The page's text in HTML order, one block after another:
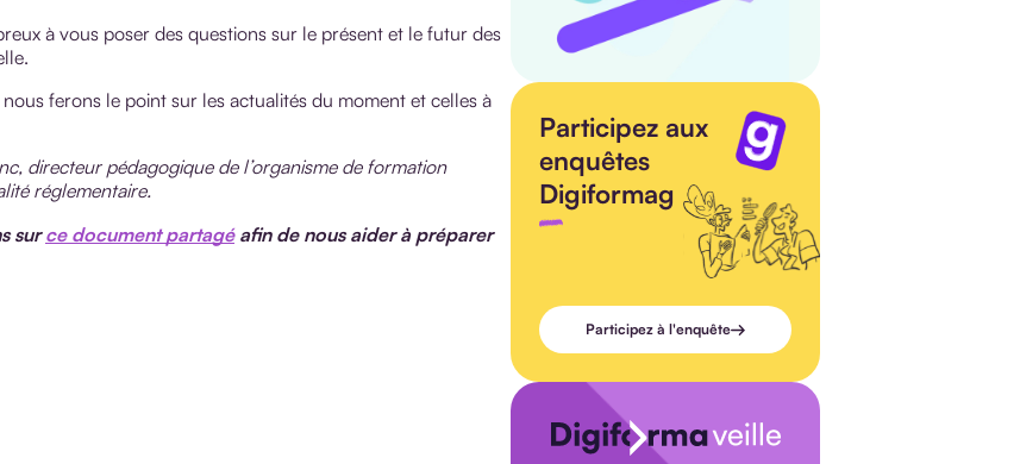
à vous poser des questions sur le présent et le futur des
ferons le point sur les actualités du moment et celles à
directeur pédagogique de l’organisme de formation
réglementaire.
surce document partagéafin de nous aider à préparer
Participez aux
enquêtes
Digiformag
Participez à l'enquête